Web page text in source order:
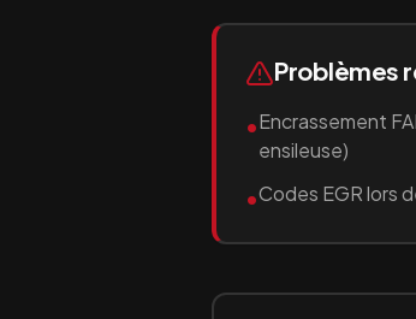
Problèmes
•Encrassement
ensileuse)
•Codes EGR lors